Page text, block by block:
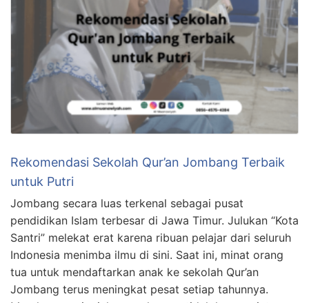
Rekomendasi Sekolah Qur’an Jombang Terbaik
untuk Putri
Jombang secara luas terkenal sebagai pusat
pendidikan Islam terbesar di Jawa Timur. Julukan “Kota
Santri” melekat erat karena ribuan pelajar dari seluruh
Indonesia menimba ilmu di sini. Saat ini, minat orang
tua untuk mendaftarkan anak ke sekolah Qur’an
Jombang terus meningkat pesat setiap tahunnya.